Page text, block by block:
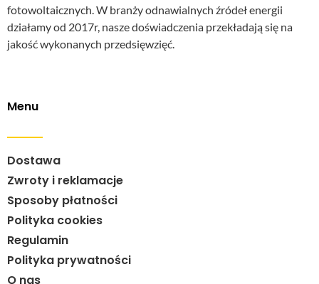
fotowoltaicznych. W branży odnawialnych źródeł energii
działamy od 2017r, nasze doświadczenia przekładają się na
jakość wykonanych przedsięwzięć.
Menu
Dostawa
Zwroty i reklamacje
Sposoby płatności
Polityka cookies
Regulamin
Polityka prywatności
O nas